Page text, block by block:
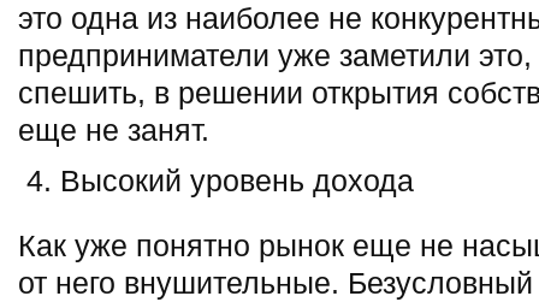
это одна из наиболее не
предприниматели уже заметили
спешить, в решении открытия
еще не занят.
Высокий уровень дохода
Как уже понятно рынок еще не
от него внушительные.